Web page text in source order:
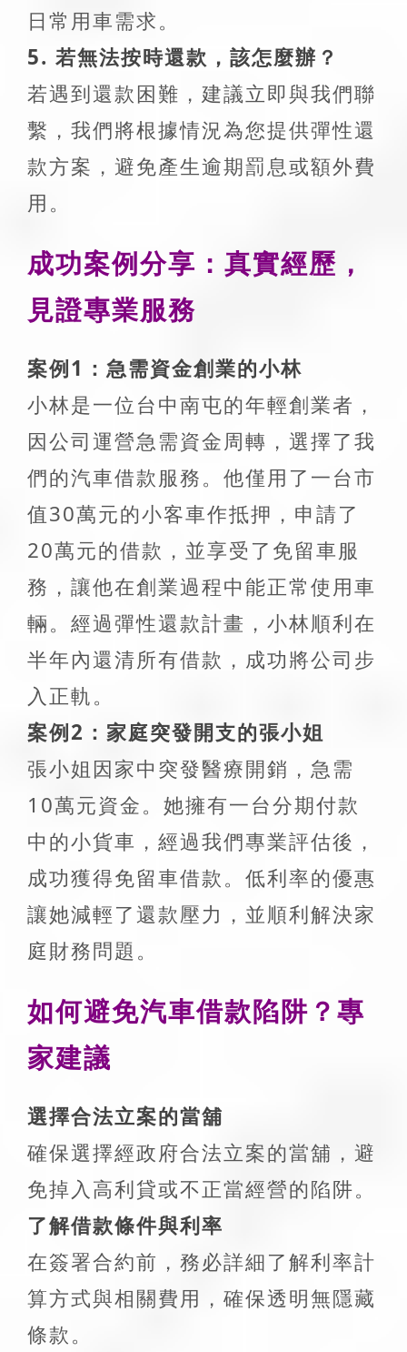
日常用車需求。
5. 若無法按時還款，該怎麼辦？
若遇到還款困難，建議立即與我們聯
繫，我們將根據情況為您提供彈性還
款方案，避免產生逾期罰息或額外費
用。
成功案例分享：真實經歷，
見證專業服務
案例1：急需資金創業的小林
小林是一位台中南屯的年輕創業者，
因公司運營急需資金周轉，選擇了我
們的汽車借款服務。他僅用了一台市
值30萬元的小客車作抵押，申請了
20萬元的借款，並享受了免留車服
務，讓他在創業過程中能正常使用車
輛。經過彈性還款計畫，小林順利在
半年內還清所有借款，成功將公司步
入正軌。
案例2：家庭突發開支的張小姐
張小姐因家中突發醫療開銷，急需
10萬元資金。她擁有一台分期付款
中的小貨車，經過我們專業評估後，
成功獲得免留車借款。低利率的優惠
讓她減輕了還款壓力，並順利解決家
庭財務問題。
如何避免汽車借款陷阱？專
家建議
選擇合法立案的當舖
確保選擇經政府合法立案的當舖，避
免掉入高利貸或不正當經營的陷阱。
了解借款條件與利率
在簽署合約前，務必詳細了解利率計
算方式與相關費用，確保透明無隱藏
條款。